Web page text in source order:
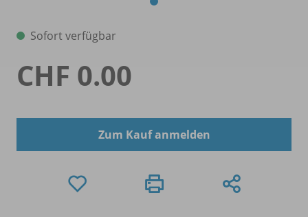
Sofort verfügbar
CHF 0.00
Zum Kauf anmelden